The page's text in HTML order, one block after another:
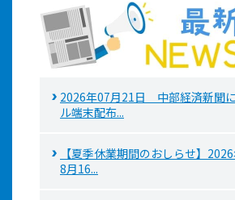
2026年07月21日 中部経済新聞
ル端末配布...
【夏季休業期間のおしらせ】
8月16...